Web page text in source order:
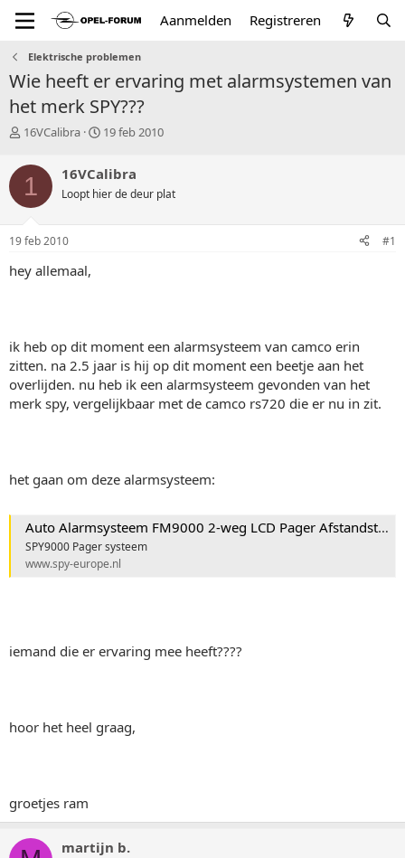
Aanmelden Registreren
Elektrische problemen
Wie heeft er ervaring met alarmsystemen van
het merk SPY???
T
p
c
s
a
t
16VCalibra
S
r
t
a
19 feb 2010
1 16VCalibra
Loopt hier de deur plat
19 feb 2010 #1
hey allemaal,
ik heb op dit moment een alarmsysteem van camco erin
zitten. na 2.5 jaar is hij op dit moment een beetje aan het
overlijden. nu heb ik een alarmsysteem gevonden van het
merk spy, vergelijkbaar met de camco rs720 die er nu in zit.
het gaan om deze alarmsysteem:
Auto Alarmsysteem FM9000 2-weg LCD Pager Afstandstarten
SPY9000 Pager systeem
www.spy-europe.nl
iemand die er ervaring mee heeft????
hoor het heel graag,
groetjes ram
martijn b.